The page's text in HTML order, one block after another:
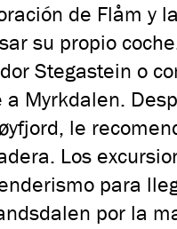
de Flåm y
su propio
Stegastein o
a Myrkdalen.
le
Los
para
por la